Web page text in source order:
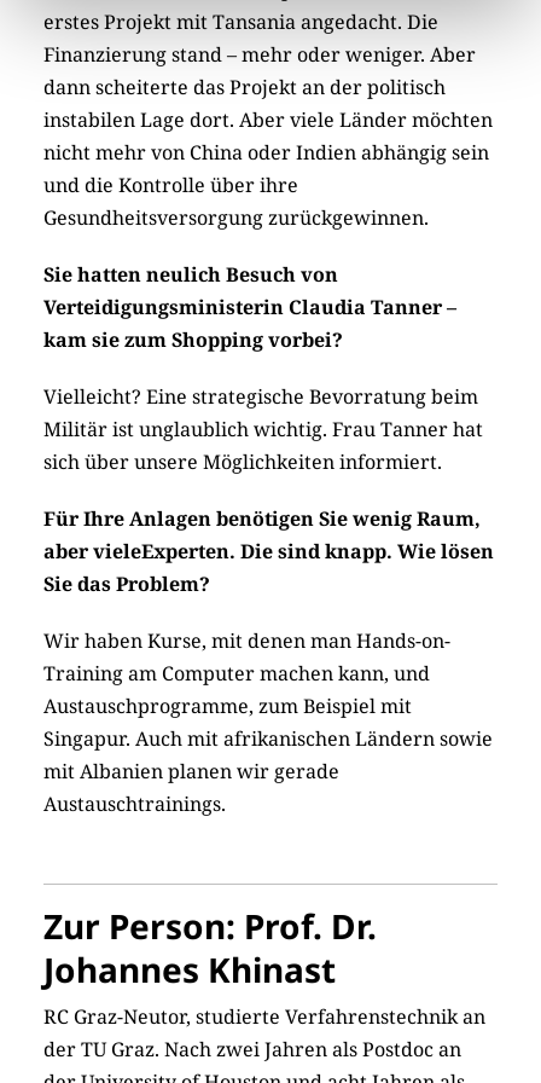
erstes Projekt mit Tansania angedacht. Die
Finanzierung stand – mehr oder weniger. Aber
dann scheiterte das Projekt an der politisch
instabilen Lage dort. Aber viele Länder möchten
nicht mehr von China oder Indien abhängig sein
und die Kontrolle über ihre
Gesundheitsversorgung zurückgewinnen.
Sie hatten neulich Besuch von
Verteidigungsministerin Claudia Tanner –
kam sie zum Shopping vorbei?
Vielleicht? Eine strategische Bevorratung beim
Militär ist unglaublich wichtig. Frau Tanner hat
sich über unsere Möglichkeiten informiert.
Für Ihre Anlagen benötigen Sie wenig Raum,
aber vieleExperten. Die sind knapp. Wie lösen
Sie das Problem?
Wir haben Kurse, mit denen man Hands-on-
Training am Computer machen kann, und
Austauschprogramme, zum Beispiel mit
Singapur. Auch mit afrikanischen Ländern sowie
mit Albanien planen wir gerade
Austauschtrainings.
Zur Person: Prof. Dr.
Johannes Khinast
RC Graz-Neutor, studierte Verfahrenstechnik an
der TU Graz. Nach zwei Jahren als Postdoc an